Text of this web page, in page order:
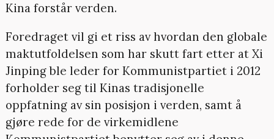
Kina forstår verden.
Foredraget vil gi et riss av hvordan den globale
maktutfoldelsen som har skutt fart etter at Xi
Jinping ble leder for Kommunistpartiet i 2012
forholder seg til Kinas tradisjonelle
oppfatning av sin posisjon i verden, samt å
gjøre rede for de virkemidlene